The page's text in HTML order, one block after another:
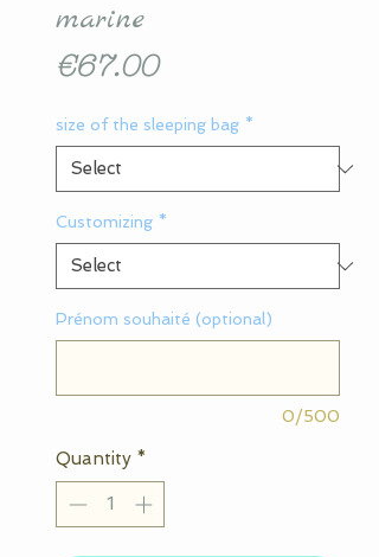
marine
€67.00Price
size of the sleeping bag *
Customizing *
Prénom souhaité (optional)
0/500
Quantity *